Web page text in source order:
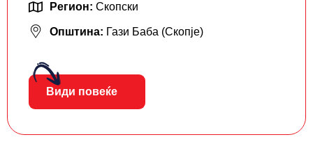
Регион: Скопски
Општина: Гази Баба (Скопје)
Види повеќе